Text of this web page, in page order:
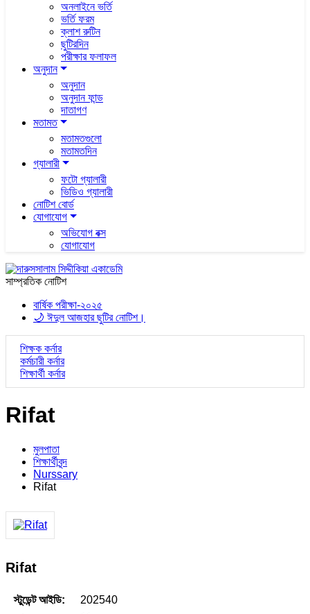
অনলাইনে ভর্তি
ভর্তি ফরম
ক্লাশ রুটিন
ছুটিরদিন
পরীক্ষার ফলাফল
অনুদান
অনুদান
অনুদান ফান্ড
দাতাগণ
মতামত
মতামতগুলো
মতামতদিন
গ্যালারী
ফটো গ্যালারী
ভিডিও গ্যালারী
নোটিশ বোর্ড
যোগাযোগ
অভিযোগ বক্স
যোগাযোগ
সাম্প্রতিক নোটিশ
বার্ষিক পরীক্ষা-২০২৫
🌙 ঈদুল আজহার ছুটির নোটিশ।
শিক্ষক কর্নার
কর্মচারী কর্নার
শিক্ষার্থী কর্নার
Rifat
মুলপাতা
শিক্ষার্থীবৃন্দ
Nurssary
Rifat
Rifat
স্টুডেন্ট আইডি:
202540